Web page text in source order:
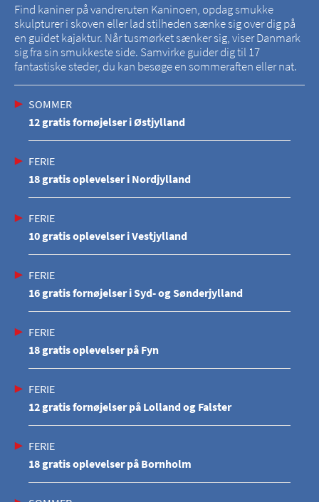
Find kaniner på vandreruten Kaninoen, opdag smukke
skulpturer i skoven eller lad stilheden sænke sig over dig på
en guidet kajaktur. Når tusmørket sænker sig, viser Danmark
sig fra sin smukkeste side. Samvirke guider dig til 17
fantastiske steder, du kan besøge en sommeraften eller nat.
SOMMER
12 gratis fornøjelser i Østjylland
FERIE
18 gratis oplevelser i Nordjylland
FERIE
10 gratis oplevelser i Vestjylland
FERIE
16 gratis fornøjelser i Syd- og Sønderjylland
FERIE
18 gratis oplevelser på Fyn
FERIE
12 gratis fornøjelser på Lolland og Falster
FERIE
18 gratis oplevelser på Bornholm